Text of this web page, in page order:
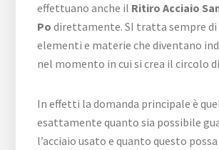
effettuano anche il Ritiro Acciaio
Po direttamente. SI tratta sempre di
elementi e materie che diventano
nel momento in cui si crea il circolo
In effetti la domanda principale è
esattamente quanto sia possibile
l’acciaio usato e quanto questo